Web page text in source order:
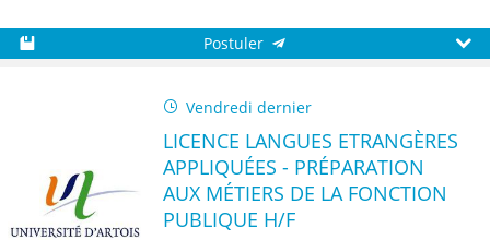
Postuler
Vendredi dernier
LICENCE LANGUES ETRANGÈRES
APPLIQUÉES - PRÉPARATION
AUX MÉTIERS DE LA FONCTION
PUBLIQUE H/F